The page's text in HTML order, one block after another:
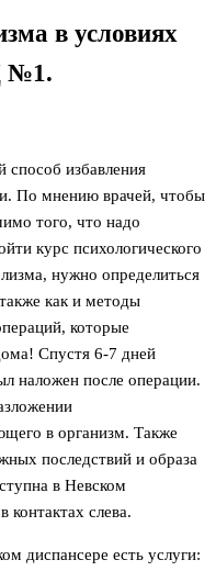
в условиях
№1.
избавления
По мнению врачей, чтобы
того, что надо
курс психологического
нужно определиться
как и методы
которые
Спустя 6-7 дней
наложен после операции.
в организм. Также
последствий и образа
в Невском
контактах слева.
диспансере есть услуги: